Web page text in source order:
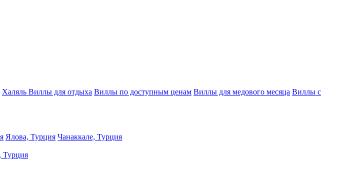
Халяль Виллы для отдыха Виллы по доступным ценам Виллы для медового месяца Виллы с
Ялова, Турция Чанаккале, Турция
Турция